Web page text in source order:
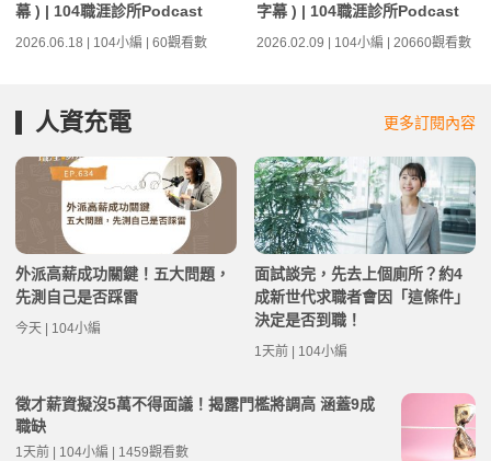
幕 ) | 104職涯診所Podcast
2026.06.18 | 104小編 | 60觀看數
字幕 ) | 104職涯診所Podcast
2026.02.09 | 104小編 | 20660觀看數
人資充電 更多訂閱內容
外派高薪成功關鍵！五大問題，
先測自己是否踩雷
今天 | 104小編
面試談完，先去上個廁所？約4
成新世代求職者會因「這條件」
決定是否到職！
1天前 | 104小編
徵才薪資擬沒5萬不得面議！揭露門檻將調高 涵蓋9成
職缺
1天前 | 104小編 | 1459觀看數